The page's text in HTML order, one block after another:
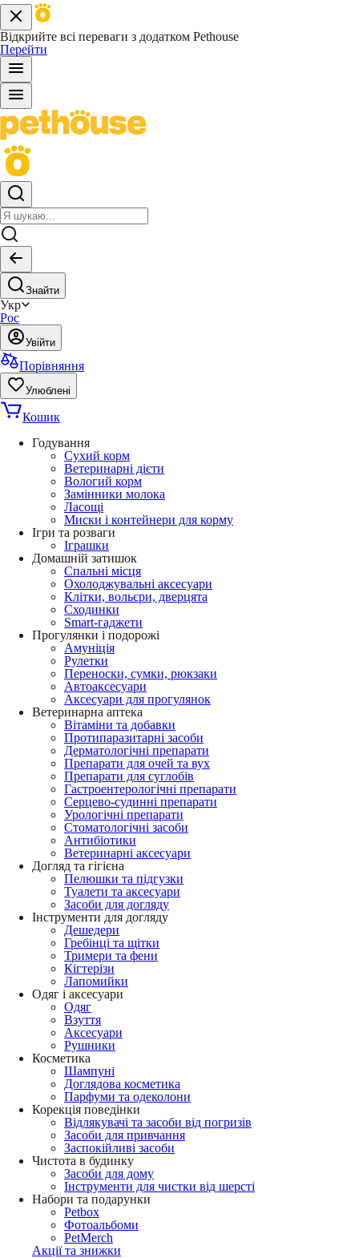
Відкрийте всі переваги з додатком Pethouse
Перейти
Знайти
Укр
Рос
Увійти
Порівняння
Улюблені
Кошик
Годування
Сухий корм
Ветеринарні дієти
Вологий корм
Замінники молока
Ласощі
Миски і контейнери для корму
Ігри та розваги
Іграшки
Домашній затишок
Спальні місця
Охолоджувальні аксесуари
Клітки, вольєри, дверцята
Сходинки
Smart-гаджети
Прогулянки і подорожі
Амуніція
Рулетки
Переноски, сумки, рюкзаки
Автоаксесуари
Аксесуари для прогулянок
Ветеринарна аптека
Вітаміни та добавки
Протипаразитарні засоби
Дерматологічні препарати
Препарати для очей та вух
Препарати для суглобів
Гастроентерологічні препарати
Серцево-судинні препарати
Урологічні препарати
Стоматологічні засоби
Антибіотики
Ветеринарні аксесуари
Догляд та гігієна
Пелюшки та підгузки
Туалети та аксесуари
Засоби для догляду
Інструменти для догляду
Дешедери
Гребінці та щітки
Тримери та фени
Кігтерізи
Лапомийки
Одяг і аксесуари
Одяг
Взуття
Аксесуари
Рушники
Косметика
Шампуні
Доглядова косметика
Парфуми та одеколони
Корекція поведінки
Відлякувачі та засоби від погризів
Засоби для привчання
Заспокійливі засоби
Чистота в будинку
Засоби для дому
Інструменти для чистки від шерсті
Набори та подарунки
Petbox
Фотоальбоми
PetMerch
Акції та знижки